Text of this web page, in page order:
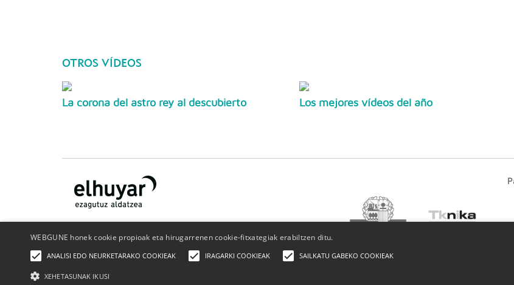
OTROS VÍDEOS
La corona del astro rey al descubierto Los mejores vídeos del año
¿Quiénes somos? Contacto Publicidad Politica de
privacidad
Política de cookies
WEBGUNE honek cookie propioak eta hirugarrenen cookie-fitxategiak erabiltzen ditu.
ANALISI EDO NEURKETARAKO COOKIEAK IRAGARKI COOKIEAK SAILKATU GABEKO COOKIEAK
XEHETASUNAK IKUSI